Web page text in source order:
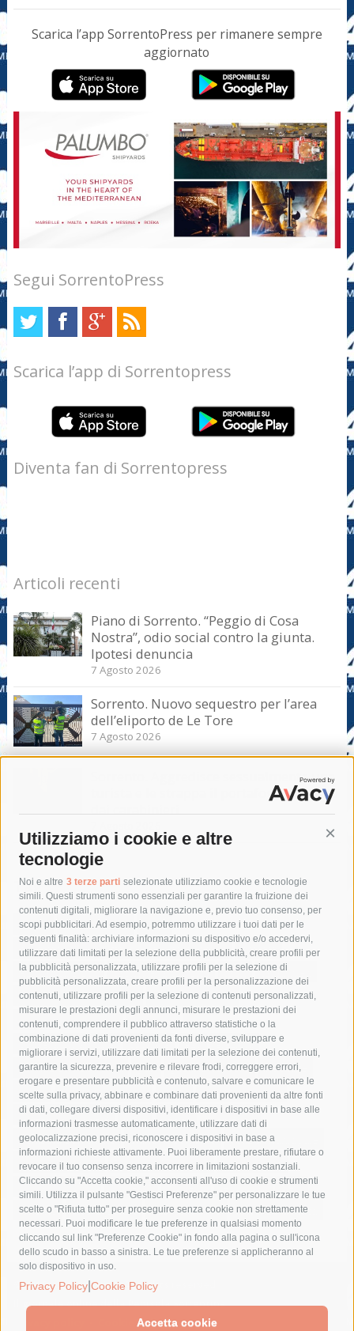
Utilizziamo i cookie e altre
tecnologie
Noi e altre 3 terze parti selezionate utilizziamo cookie e tecnologie
simili. Questi strumenti sono essenziali per garantire la fruizione dei
contenuti digitali, migliorare la navigazione e, previo tuo consenso, per
scopi pubblicitari. Ad esempio, potremmo utilizzare i tuoi dati per le
seguenti finalità: archiviare informazioni su dispositivo e/o accedervi,
utilizzare dati limitati per la selezione della pubblicità, creare profili per
la pubblicità personalizzata, utilizzare profili per la selezione di
pubblicità personalizzata, creare profili per la personalizzazione dei
contenuti, utilizzare profili per la selezione di contenuti personalizzati,
misurare le prestazioni degli annunci, misurare le prestazioni dei
contenuti, comprendere il pubblico attraverso statistiche o la
combinazione di dati provenienti da fonti diverse, sviluppare e
migliorare i servizi, utilizzare dati limitati per la selezione dei contenuti,
garantire la sicurezza, prevenire e rilevare frodi, correggere errori,
erogare e presentare pubblicità e contenuto, salvare e comunicare le
scelte sulla privacy, abbinare e combinare dati provenienti da altre fonti
di dati, collegare diversi dispositivi, identificare i dispositivi in base alle
informazioni trasmesse automaticamente, utilizzare dati di
geolocalizzazione precisi, riconoscere i dispositivi in base a
informazioni richieste attivamente. Puoi liberamente prestare, rifiutare o
revocare il tuo consenso senza incorrere in limitazioni sostanziali.
Cliccando su "Accetta cookie," acconsenti all'uso di cookie e strumenti
simili. Utilizza il pulsante "Gestisci Preferenze" per personalizzare le tue
scelte o "Rifiuta tutto" per proseguire senza cookie non strettamente
necessari. Puoi modificare le tue preferenze in qualsiasi momento
cliccando sul link "Preferenze Cookie" in fondo alla pagina o sull'icona
dello scudo in basso a sinistra. Le tue preferenze si applicheranno al
solo dispositivo in uso.
Privacy Policy Cookie Policy
Accetta cookie
Scarica l’app SorrentoPress per rimanere sempre
aggiornato
Segui SorrentoPress
Scarica l’app di Sorrentopress
Diventa fan di Sorrentopress
Articoli recenti
Piano di Sorrento. “Peggio di Cosa
Nostra”, odio social contro la giunta.
Ipotesi denuncia
7 Agosto 2026
Sorrento. Nuovo sequestro per l’area
dell’eliporto de Le Tore
7 Agosto 2026
Sorrento. Aggredisce sessualmente una
turista e le strappa il portafogli, fermato
dai carabinieri
Tag
acqua allerta meteo
anas
area marina protetta di punta campanella
arresto
Asl Napoli 3 sud
capitaneria di porto capri
carabinieri
castellammare di stabia
circumvesuviana
comune di sorrento
concerto
contagi
costiera amalfitana
covid-19 eav
elezioni
fondazione sorrento
gori guardia costiera
incidente
lavori
lorenzo balducelli mare
massa lubrense
massimo coppola
Meta napoli
ordinanza
penisola sorrentina
piano di sorrento
polizia municipale
protezione civile
Regione Campania
sant'agnello
sindaco cuomo
sorrento studenti temporali
treni
turismo
Vico Equense villa fiorentino vincenzo de luca
© 2015 SorrentoPress. All rights reserved.
Il giornale online della Penisola Sorrentina
Cookie Policy